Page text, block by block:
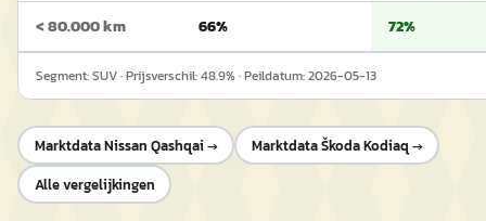
< 80.000 km 66% 72%
Segment:SUV· Prijsverschil:48.9% · Peildatum:2026-05-13
MarktdataNissan Qashqai → MarktdataŠkoda Kodiaq →
Alle vergelijkingen